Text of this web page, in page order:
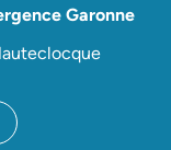
Garonne